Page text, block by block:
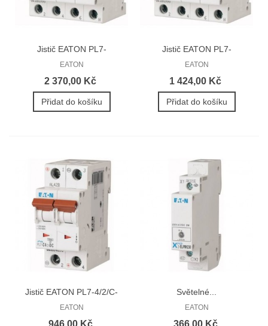
Jistič EATON PL7-
50/3N/C...
EATON
2 370,00 Kč
Přidat do košíku
Jistič EATON PL7-
40/3N/C...
EATON
1 424,00 Kč
Přidat do košíku
Jistič EATON PL7-4/2/C-
DC...
EATON
946,00 Kč
Světelné...
EATON
366,00 Kč